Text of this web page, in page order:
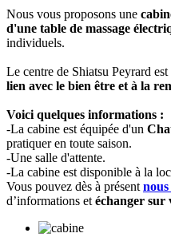
Nous vous proposons une
d'une table de massage
individuels.
Le centre de Shiatsu Peyrard est
lien avec le bien être et à la
Voici quelques informations :
-La cabine est équipée d'un
pratiquer en toute saison.
-Une salle d'attente.
-La cabine est disponible à la
Vous pouvez dès à présent
d’informations et échanger sur